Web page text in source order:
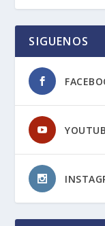
SIGUENOS